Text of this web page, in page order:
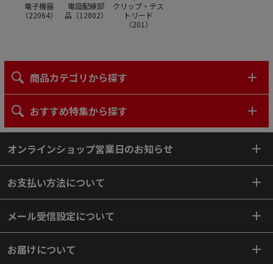
電子機器
（22064）
電設配線部
品（12802）
クリップ・テス
トリード
（201）
商品カテゴリから探す
おすすめ特集から探す
オンラインショップ営業日のお知らせ
お支払い方法について
メール受信設定について
お届けについて